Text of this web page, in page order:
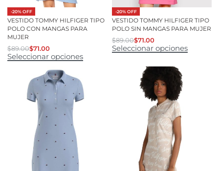
-20% OFF
VESTIDO TOMMY HILFIGER TIPO
POLO CON MANGAS PARA
MUJER
$89.00$71.00
Seleccionar opciones
-20% OFF
VESTIDO TOMMY HILFIGER TIPO
POLO SIN MANGAS PARA MUJER
$89.00$71.00
Seleccionar opciones